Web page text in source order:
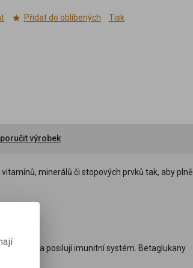
Přidat do oblíbených Tisk
výrobek
minerálů či stopových prvků tak, aby plně
traktu a posilují imunitní systém. Betaglukany